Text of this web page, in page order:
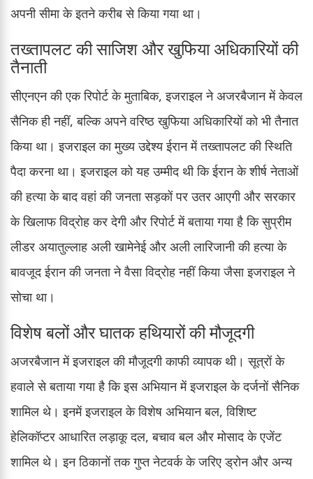
अपनी सीमा के इतने करीब से किया गया था।
तख्तापलट की साजिश और खुफिया अधिकारियों की
तैनाती
सीएनएन की एक रिपोर्ट के मुताबिक, इजराइल ने अजरबैजान में केवल
सैनिक ही नहीं, बल्कि अपने वरिष्ठ खुफिया अधिकारियों को भी तैनात
किया था। इजराइल का मुख्य उद्देश्य ईरान में तख्तापलट की स्थिति
पैदा करना था। इजराइल को यह उम्मीद थी कि ईरान के शीर्ष नेताओं
की हत्या के बाद वहां की जनता सड़कों पर उतर आएगी और सरकार
के खिलाफ विद्रोह कर देगी और रिपोर्ट में बताया गया है कि सुप्रीम
लीडर अयातुल्लाह अली खामेनेई और अली लारिजानी की हत्या के
बावजूद ईरान की जनता ने वैसा विद्रोह नहीं किया जैसा इजराइल ने
सोचा था।
विशेष बलों और घातक हथियारों की मौजूदगी
अजरबैजान में इजराइल की मौजूदगी काफी व्यापक थी। सूत्रों के
हवाले से बताया गया है कि इस अभियान में इजराइल के दर्जनों सैनिक
शामिल थे। इनमें इजराइल के विशेष अभियान बल, विशिष्ट
हेलिकॉप्टर आधारित लड़ाकू दल, बचाव बल और मोसाद के एजेंट
शामिल थे। इन ठिकानों तक गुप्त नेटवर्क के जरिए ड्रोन और अन्य